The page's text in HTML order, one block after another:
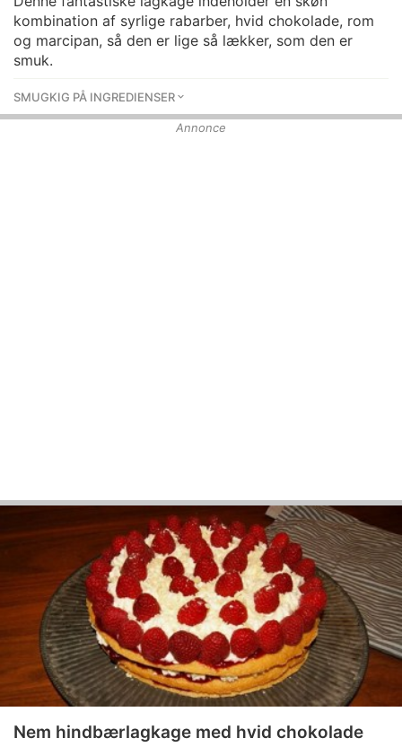
kombination af syrlige rabarber, hvid chokolade, rom
og marcipan, så den er lige så lækker, som den er
smuk.
SMUGKIG PÅ INGREDIENSER
Annonce
Nem hindbærlagkage med hvid chokolade